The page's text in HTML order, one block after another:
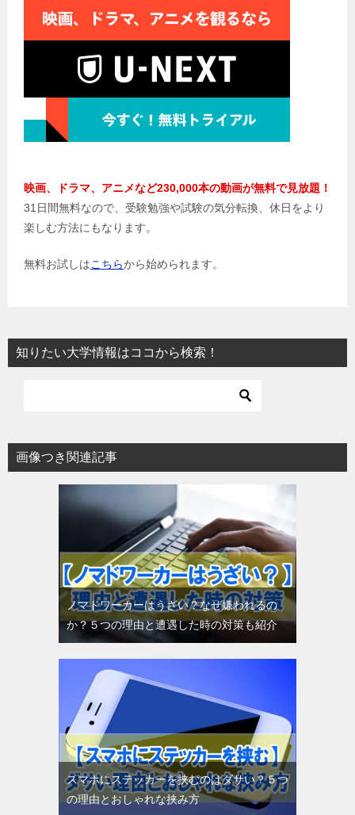
映画、ドラマ、アニメなど230,000本の動画が無料で見放題！
31日間無料なので、受験勉強や試験の気分転換、休日をより
楽しむ方法にもなります。
無料お試しはこちらから始められます。
知りたい大学情報はココから検索！
画像つき関連記事
ノマドワーカーはうざい？なぜ嫌われるの
か？５つの理由と遭遇した時の対策も紹介
スマホにステッカーを挟むのはダサい？５つ
の理由とおしゃれな挟み方